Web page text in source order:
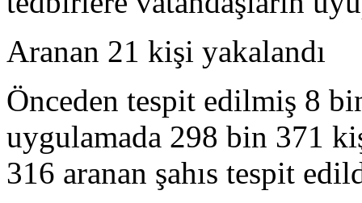
Aranan 21 kişi yakalandı
Önceden tespit edilmiş 8
uygulamada 298 bin 371
316 aranan şahıs tespit